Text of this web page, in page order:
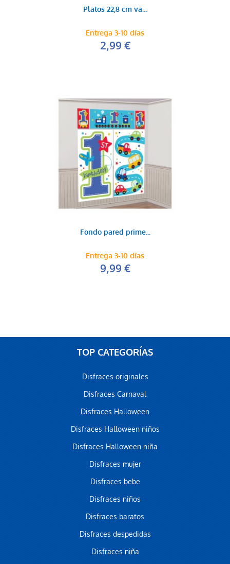
Platos 22,8 cm va...
Entrega 3-10 días
2,99 €
Fondo pared prime...
Entrega 3-10 días
9,99 €
TOP CATEGORÍAS
Disfraces originales
Disfraces Carnaval
Disfraces Halloween
Disfraces Halloween niños
Disfraces Halloween niña
Disfraces mujer
Disfraces bebe
Disfraces niños
Disfraces baratos
Disfraces despedidas
Disfraces niña